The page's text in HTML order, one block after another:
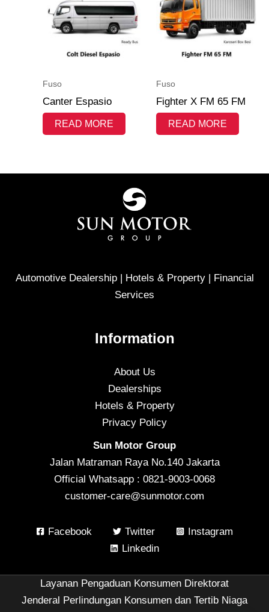
Fuso
Canter Espasio
READ MORE
Fuso
Fighter X FM 65 FM
READ MORE
Automotive Dealership | Hotels & Property | Financial
Services
Information
About Us
Dealerships
Hotels & Property
Privacy Policy
Sun Motor Group
Jalan Matraman Raya No.140 Jakarta
Official Whatsapp : 0821-9003-0068
customer-care@sunmotor.com
Facebook Twitter
Instagram
Linkedin
Layanan Pengaduan Konsumen Direktorat
Jenderal Perlindungan Konsumen dan Tertib Niaga